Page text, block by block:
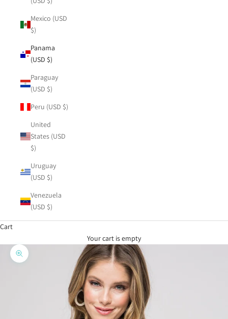
Mexico (USD
$)
Panama
(USD $)
Paraguay
(USD $)
Peru (USD $)
United
States (USD
$)
Uruguay
(USD $)
Venezuela
(USD $)
Cart
Your cart is empty
Zoom picture